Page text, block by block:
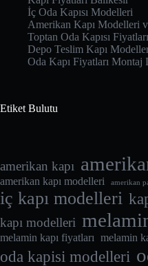
İç Oda Kapısı Modelleri
Amerikan Kapı Modelleri
Toptan Oda Kapısı Fiyatları
Depo Teslim Kapı
Oda Kapı Fiyatları Montaj
Etiket Bulutu
amerikan kapı
amerikan kapı modelleri amerikan
iç kapı modelleri
kapı modelleri
melamin kapı fiyatları melamin
oda kapisi modelleri